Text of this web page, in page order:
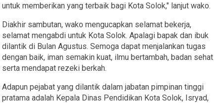
untuk memberikan yang terbaik bagi Kota Solok," lanjut wako.
Diakhir sambutan, wako mengucapkan selamat bekerja,
selamat mengabdi untuk Kota Solok. Apalagi bapak dan ibuk
dilantik di Bulan Agustus. Semoga dapat menjalankan tugas
dengan baik, iman semakin kuat, ilmu bertambah, badan sehat
serta mendapat rezeki berkah.
Adapun pejabat yang dilantik dalam jabatan pimpinan tinggi
pratama adalah Kepala Dinas Pendidikan Kota Solok, Isryad,